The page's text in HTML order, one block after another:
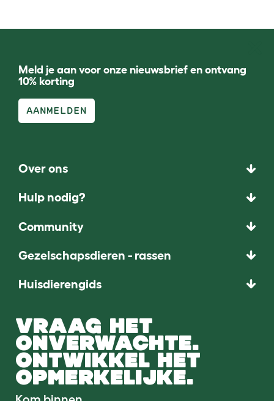
Meld je aan voor onze nieuwsbrief en ontvang
10% korting
AANMELDEN
Over ons
Hulp nodig?
Community
Gezelschapsdieren - rassen
Huisdierengids
VRAAG HET
ONVERWACHTE.
ONTWIKKEL HET
OPMERKELIJKE.